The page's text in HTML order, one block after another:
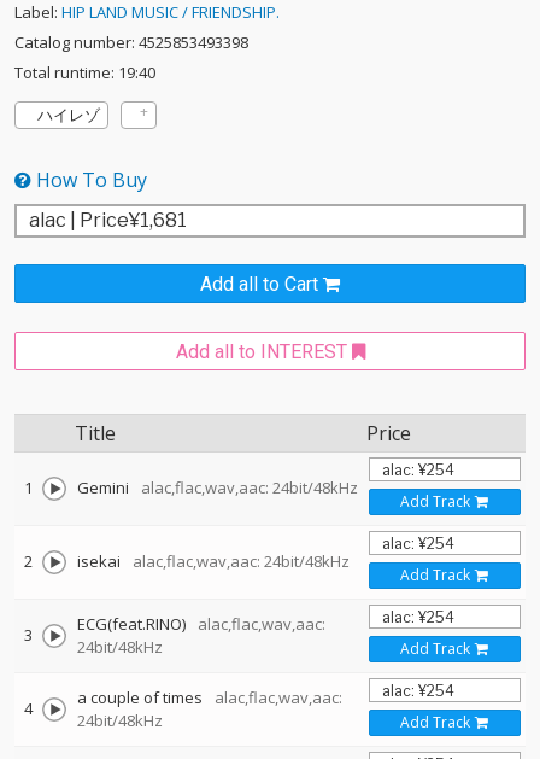
Label: HIP LAND MUSIC / FRIENDSHIP.
Catalog number: 4525853493398
Total runtime: 19:40
ハイレゾ
How To Buy
Add all to Cart
Add all to INTEREST
Title Price
1 Gemini alac,flac,wav,aac: 24bit/48kHz
Add Track
2 isekai alac,flac,wav,aac: 24bit/48kHz
Add Track
3 ECG(feat.RINO)
alac,flac,wav,aac:
24bit/48kHz
Add Track
4 a couple of times
alac,flac,wav,aac:
24bit/48kHz
Add Track